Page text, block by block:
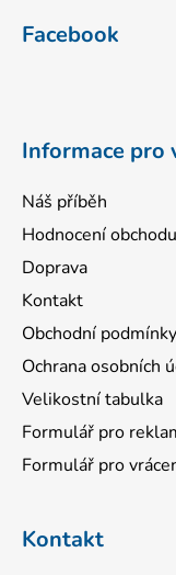
Facebook
Informace pro
Náš příběh
Hodnocení obchodu
Doprava
Kontakt
Obchodní podmínky
Ochrana osobních
Velikostní tabulka
Formulář pro
Formulář pro
Kontakt